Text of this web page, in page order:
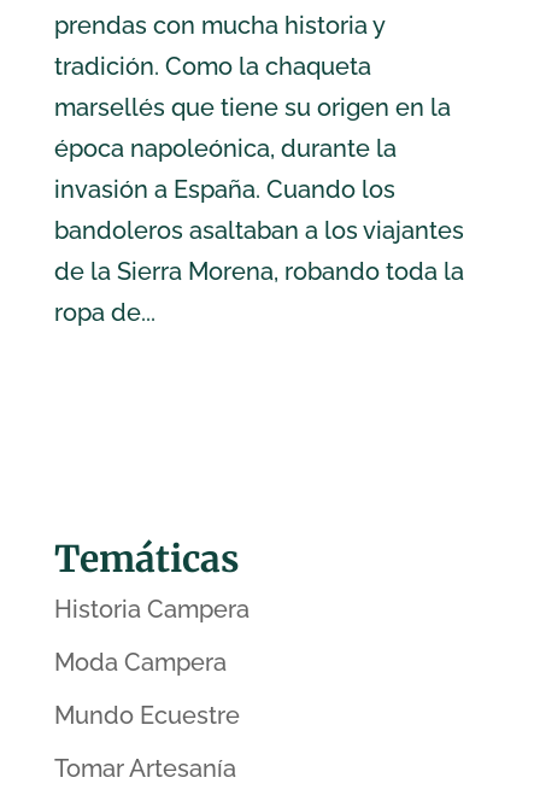
prendas con mucha historia y
tradición. Como la chaqueta
marsellés que tiene su origen en la
época napoleónica, durante la
invasión a España. Cuando los
bandoleros asaltaban a los viajantes
de la Sierra Morena, robando toda la
ropa de...
Temáticas
Historia Campera
Moda Campera
Mundo Ecuestre
Tomar Artesanía